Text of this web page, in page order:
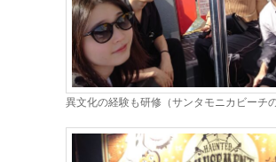
異文化の経験も研修（サンタモニカビーチ